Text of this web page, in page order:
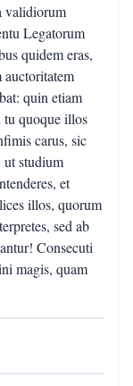
validiorum
Legatorum
quidem eras,
auctoritatem
quin etiam
tu quoque illos
carus, sic
ut studium
et
illos, quorum
sed ab
Consecuti
magis, quam